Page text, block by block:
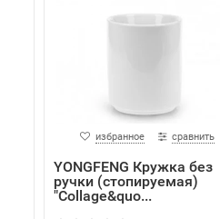
избранное сравнить
YONGFENG Кружка без
ручки (стопируемая)
"Collage&quo...